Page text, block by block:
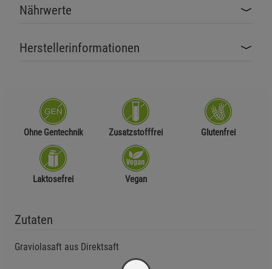
Nährwerte
Herstellerinformationen
Ohne Gentechnik Zusatzstofffrei Glutenfrei
Laktosefrei Vegan
Zutaten
Graviolasaft aus Direktsaft